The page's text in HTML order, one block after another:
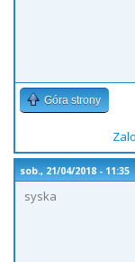
Góra strony
sob., 21/04/2018 - 11:35
syska